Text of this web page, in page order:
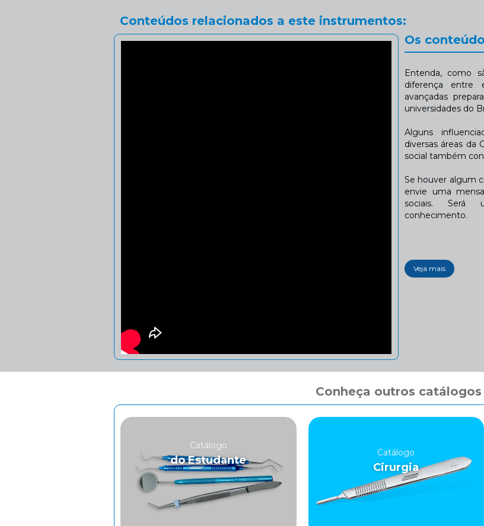
Conteúdos relacionados a este instrumentos:
Os
Entenda, como
diferença entre
avançadas
universidades do
Alguns
diversas áreas da
social também
Se houver algum
envie uma
sociais. Será
conhecimento.
Veja mais
Conheça outros catálogos
Catálogo
do Estudante
Catálogo
Cirurgia